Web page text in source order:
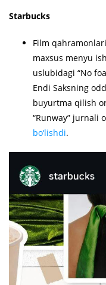
Starbucks
Film
maxsus menyu
uslubidagi “No
Endi Saksning
buyurtma qilish
“Runway” jurnali
bo‘lishdi.